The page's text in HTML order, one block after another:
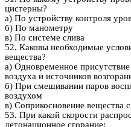
цистерны?
а) По устройству контроля
б) По манометру
в) По системе слива
52. Каковы необходимые
вещества?
а) Одновременное
воздуха и источников
б) При смешивании паров
воздухом
в) Соприкосновение вещества
53. При какой скорости
детонационное сгорание: